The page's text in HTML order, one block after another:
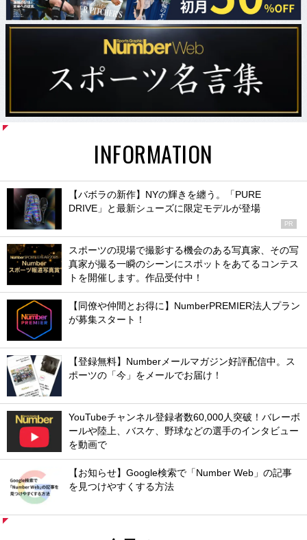
INFORMATION
【バボラの新作】NYの輝きを纏う。「PURE
DRIVE」と最新シューズに限定モデルが登場
PR
スポーツの現場で撮影する機会のある写真家、その写
真家が撮る一瞬のシーンにスポットをあてるコンテス
トを開催します。作品受付中！
【同僚や仲間とお得に】NumberPREMIER法人プラン
が募集スタート！
【登録無料】Numberメールマガジン好評配信中。ス
ポーツの「今」をメールでお届け！
YouTubeチャンネル登録者数60,000人突破！バレーボ
ールや陸上、バスケ、野球などの選手のインタビュー
を動画で
【お知らせ】Google検索で「Number Web」の記事
を見つけやすくする方法